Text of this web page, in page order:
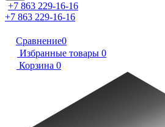
+7 863 229-16-16
+7 863 229-16-16
Сравнение0
Избранные товары 0
Корзина 0